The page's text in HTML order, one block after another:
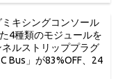
ミキシングコンソール
4種類のモジュールを
ルストリッププラグ
Bus」が83%OFF、24